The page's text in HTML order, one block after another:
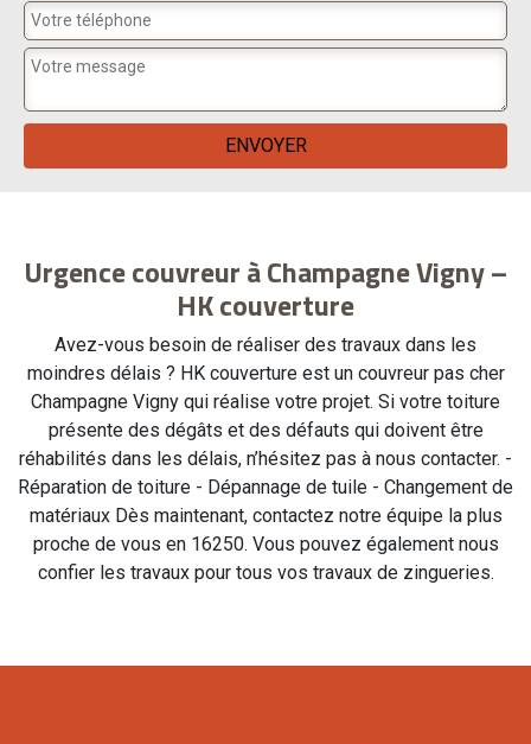
Urgence couvreur à Champagne Vigny –
HK couverture
Avez-vous besoin de réaliser des travaux dans les
moindres délais ? HK couverture est un couvreur pas cher
Champagne Vigny qui réalise votre projet. Si votre toiture
présente des dégâts et des défauts qui doivent être
réhabilités dans les délais, n’hésitez pas à nous contacter. -
Réparation de toiture - Dépannage de tuile - Changement de
matériaux Dès maintenant, contactez notre équipe la plus
proche de vous en 16250. Vous pouvez également nous
confier les travaux pour tous vos travaux de zingueries.